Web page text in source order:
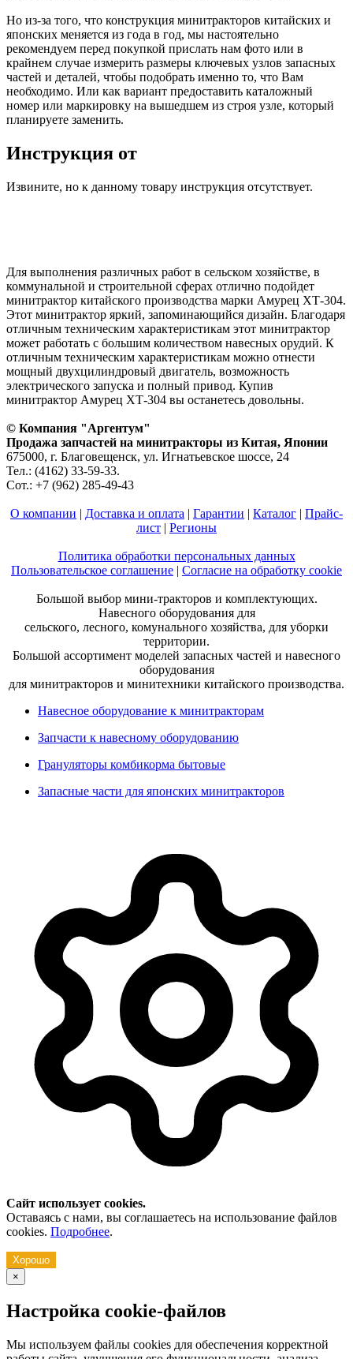
Но из-за того, что конструкция минитракторов китайских и
японских меняется из года в год, мы настоятельно
рекомендуем перед покупкой прислать нам фото или в
крайнем случае измерить размеры ключевых узлов запасных
частей и деталей, чтобы подобрать именно то, что Вам
необходимо. Или как вариант предоставить каталожный
номер или маркировку на вышедшем из строя узле, который
планируете заменить.
Инструкция от
Извините, но к данному товару инструкция отсутствует.
Для выполнения различных работ в сельском хозяйстве, в
коммунальной и строительной сферах отлично подойдет
минитрактор китайского производства марки Амурец ХТ-304.
Этот минитрактор яркий, запоминающийся дизайн. Благодаря
отличным техническим характеристикам этот минитрактор
может работать с большим количеством навесных орудий. К
отличным техническим характеристикам можно отнести
мощный двухцилиндровый двигатель, возможность
электрического запуска и полный привод. Купив
минитрактор Амурец ХТ-304 вы останетесь довольны.
© Компания "Аргентум"
Продажа запчастей на минитракторы из Китая, Японии
675000, г. Благовещенск, ул. Игнатьевское шоссе, 24
Тел.: (4162) 33-59-33.
Сот.: +7 (962) 285-49-43
О компании | Доставка и оплата | Гарантии | Каталог | Прайс-
лист | Регионы
Политика обработки персональных данных
Пользовательское соглашение | Согласие на обработку cookie
Большой выбор мини-тракторов и комплектующих.
Навесного оборудования для
сельского, лесного, комунального хозяйства, для уборки
территории.
Большой ассортимент моделей запасных частей и навесного
оборудования
для минитракторов и минитехники китайского производства.
Навесное оборудование к минитракторам
Запчасти к навесному оборудованию
Грануляторы комбикорма бытовые
Запасные части для японских минитракторов
Сайт использует cookies.
Оставаясь с нами, вы соглашаетесь на использование файлов
cookies. Подробнее.
Хорошо
×
Настройка cookie-файлов
Мы используем файлы cookies для обеспечения корректной